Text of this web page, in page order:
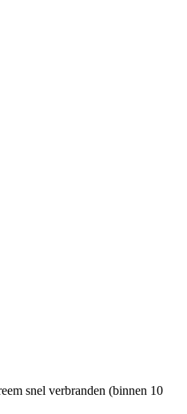
snel verbranden (binnen 10